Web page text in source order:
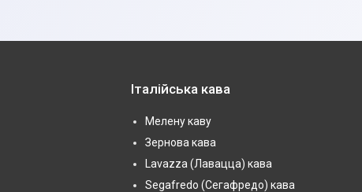
Італійська кава
Мелену каву
Зернова кава
Lavazza (Лавацца) кава
Segafredo (Сегафредо) кава